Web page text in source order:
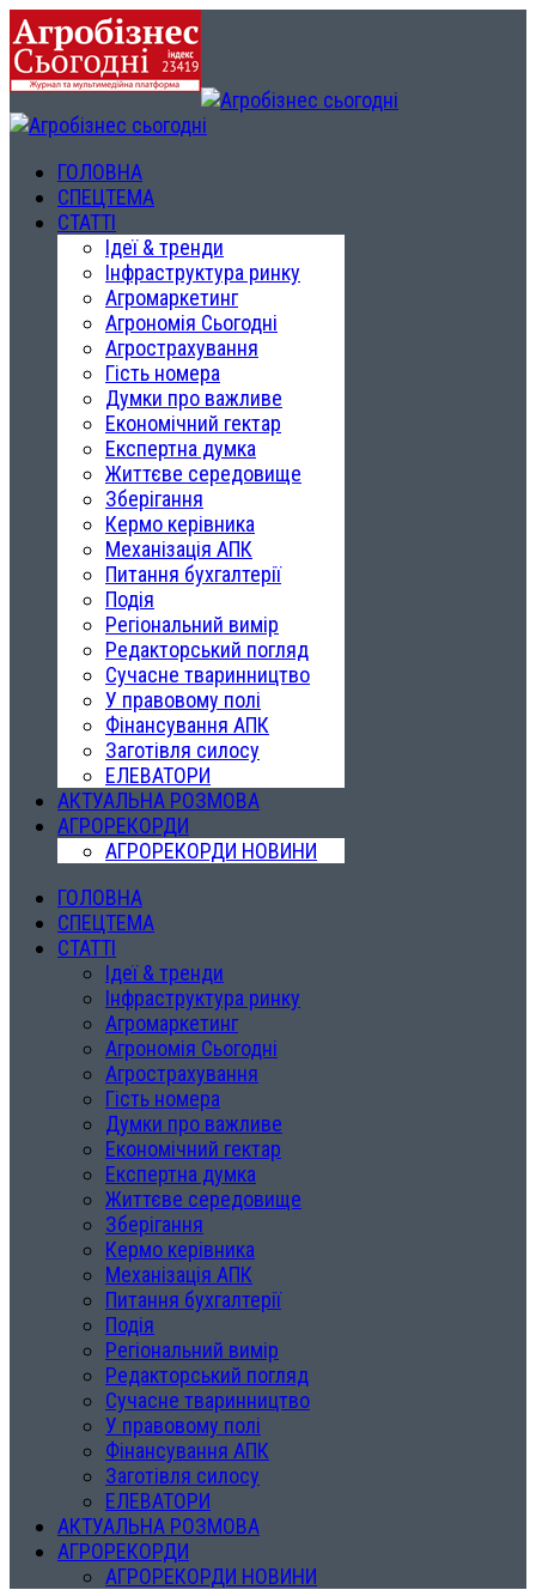
ГОЛОВНА
СПЕЦТЕМА
СТАТТІ
Ідеї & тренди
Інфраструктура ринку
Агромаркетинг
Агрономія Сьогодні
Агрострахування
Гість номера
Думки про важливе
Економічний гектар
Експертна думка
Життєве середовище
Зберігання
Кермо керівника
Механізація АПК
Питання бухгалтерії
Подія
Регіональний вимір
Редакторський погляд
Сучасне тваринництво
У правовому полі
Фінансування АПК
Заготівля силосу
ЕЛЕВАТОРИ
АКТУАЛЬНА РОЗМОВА
АГРОРЕКОРДИ
АГРОРЕКОРДИ НОВИНИ
ГОЛОВНА
СПЕЦТЕМА
СТАТТІ
Ідеї & тренди
Інфраструктура ринку
Агромаркетинг
Агрономія Сьогодні
Агрострахування
Гість номера
Думки про важливе
Економічний гектар
Експертна думка
Життєве середовище
Зберігання
Кермо керівника
Механізація АПК
Питання бухгалтерії
Подія
Регіональний вимір
Редакторський погляд
Сучасне тваринництво
У правовому полі
Фінансування АПК
Заготівля силосу
ЕЛЕВАТОРИ
АКТУАЛЬНА РОЗМОВА
АГРОРЕКОРДИ
АГРОРЕКОРДИ НОВИНИ